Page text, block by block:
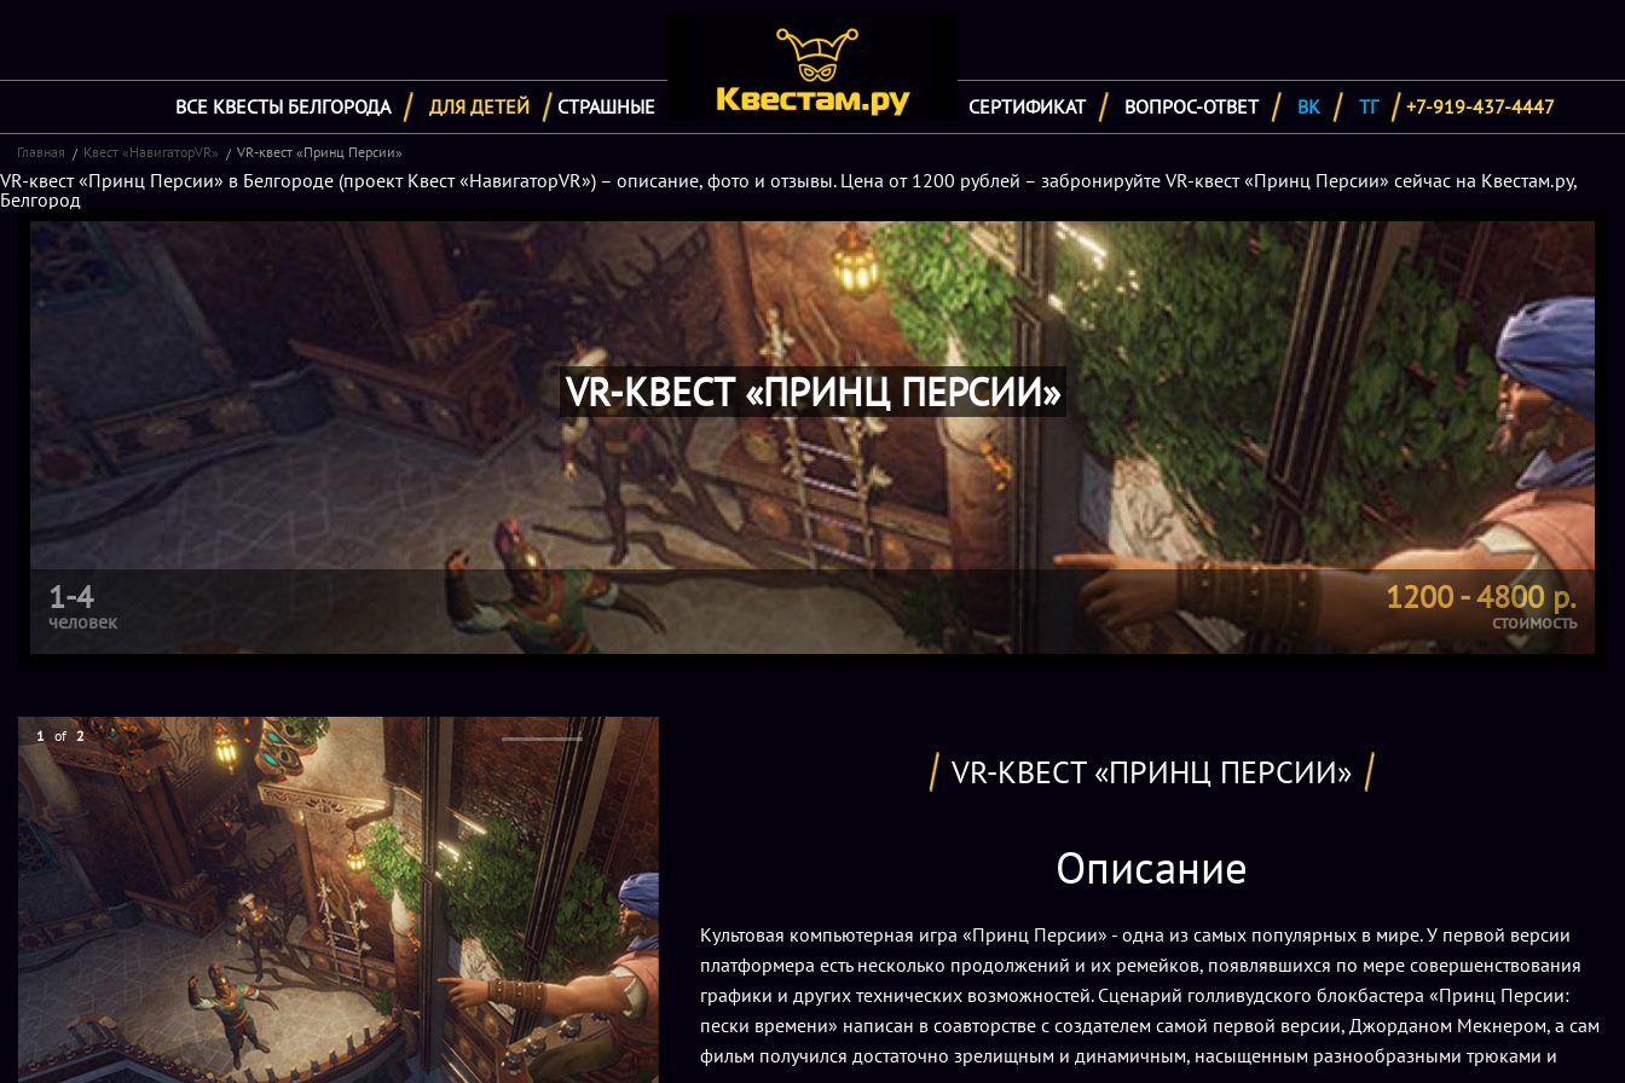
ВСЕ КВЕСТЫ БЕЛГОРОДА ДЛЯ ДЕТЕЙ СТРАШНЫЕ СЕРТИФИКАТ ВОПРОС-ОТВЕТ ВК ТГ +7-919-437-4447
Главная Квест «НавигаторVR» VR-квест «Принц Персии»
VR-квест «Принц Персии» в Белгороде (проект Квест «НавигаторVR») – описание, фото и отзывы. Цена от 1200 рублей – забронируйте VR-квест «Принц Персии» сейчас на Квестам.ру,
Белгород
VR-КВЕСТ «ПРИНЦ ПЕРСИИ»
1-4
человек
1200 - 4800 р.
стоимость
1 of 2
VR-КВЕСТ «ПРИНЦ ПЕРСИИ»
Описание
Культовая компьютерная игра «Принц Персии» - одна из самых популярных в мире. У первой версии
платформера есть несколько продолжений и их ремейков, появлявшихся по мере совершенствования
графики и других технических возможностей. Сценарий голливудского блокбастера «Принц Персии:
пески времени» написан в соавторстве с создателем самой первой версии, Джорданом Мекнером, а сам
фильм получился достаточно зрелищным и динамичным, насыщенным разнообразными трюками и